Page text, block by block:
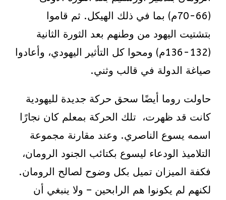
(66-70م) بما في ذلك الهيكل. ثم قاموا
بتشتيت اليهود من وطنهم بعد الثورة الثانية
(132-136م) ومحوا كل التأثير اليهودي، وأعادوا
صياغة الدولة في قالب وثني.
حاولت روما أيضًا سحق حركة جديدة لليهودية
كانت قد ظهرت، تلك الحركة بمعلم كان نجارًا
اسمه يسوع الناصري. وعند مقارنة مجموعة
التلاميذ الودعاء ليسوع بكتائب الجنود الرومان،
فكفة الميزان تميل بكل وضوح لصالح الرومان.
لكنهم لم يكونوا هم الرابحين – ولا ينبغي أن